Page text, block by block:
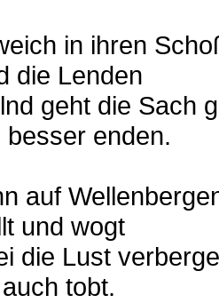
in ihren
die Lenden
geht die Sach
enden.
auf
und wogt
die Lust
tobt.